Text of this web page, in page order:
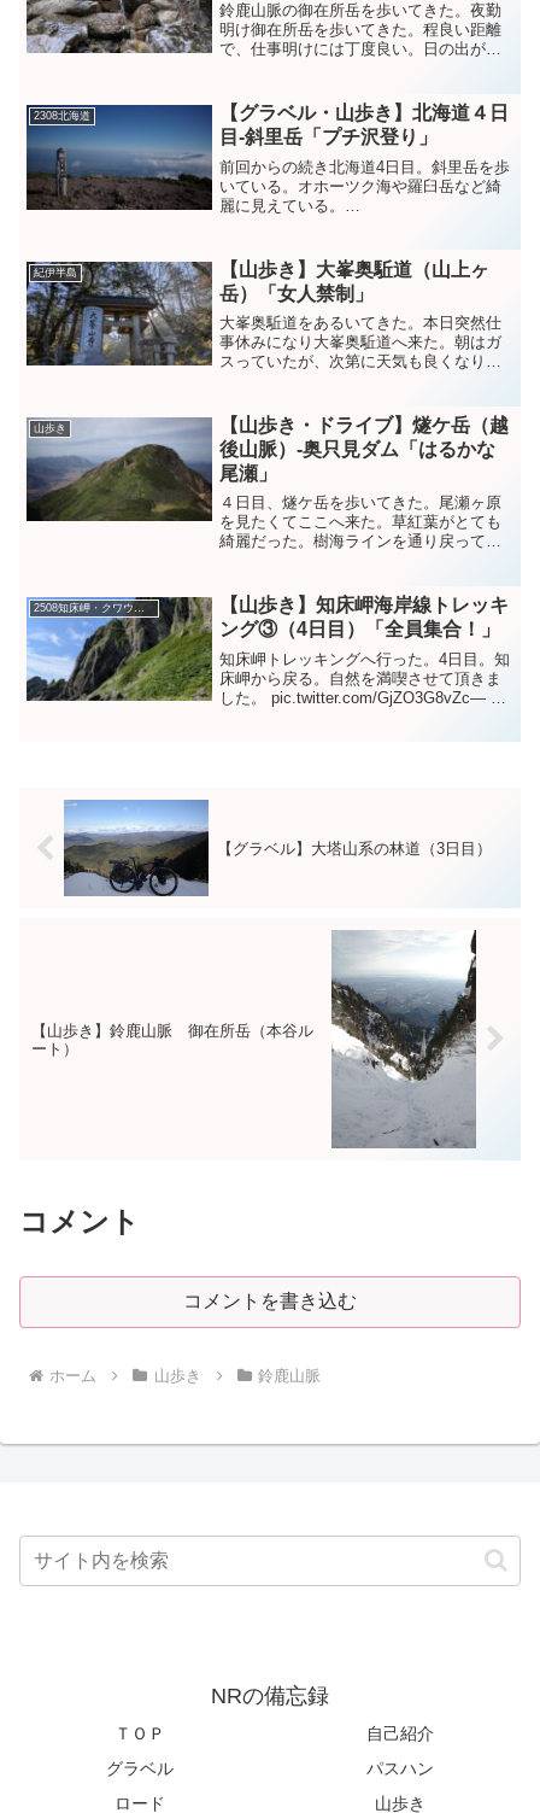
鈴鹿山脈の御在所岳を歩いてきた。夜勤
明け御在所岳を歩いてきた。程良い距離
で、仕事明けには丁度良い。日の出が少
あれ大黒岩で食べる、カップヌードルが
格別だな。 pic.tw...
2308北海道
【グラベル・山歩き】北海道４日
目-斜里岳「プチ沢登り」
前回からの続き北海道4日目。斜里岳を歩
いている。オホーツク海や羅臼岳など綺
麗に見えている。
タート今日は道東のマッ...
紀伊半島
【山歩き】大峯奥駈道（山上ヶ
岳）「女人禁制」
大峯奥駈道をあるいてきた。本日突然仕
事休みになり大峯奥駈道へ来た。朝はガ
スっていたが、次第に天気も良くなり洞
(@NRMeizin) November 14, 202...
山歩き
【山歩き・ドライブ】燧ケ岳（越
後山脈）-奥只見ダム「はるかな
尾瀬」
４日目、燧ケ岳を歩いてきた。尾瀬ヶ原
を見たくてここへ来た。草紅葉がとても
綺麗だった。樹海ラインを通り戻ってい
pic.twitter.com/Sy48VRBTfG— NR (@...
2508知床岬・クワウンナイ川
【山歩き】知床岬海岸線トレッキ
ング③（4日目）「全員集合！」
知床岬トレッキングへ行った。4日目。知
床岬から戻る。自然を満喫させて頂きま
した。 pic.twitter.com/GjZO3G8vZc— NR
【グラベル】大塔山系の林道（3日目）
【山歩き】鈴鹿山脈 御在所岳（本谷ル
ート）
コメント
コメントを書き込む
ホーム 山歩き 鈴鹿山脈
NRの備忘録
ＴＯＰ
自己紹介
グラベル
パスハン
ロード
山歩き